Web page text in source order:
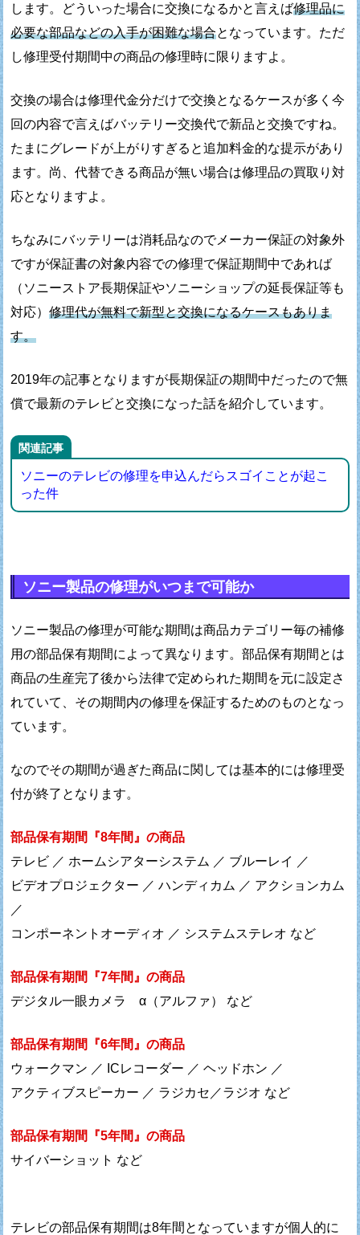
します。
どういった場合に交換になるかと言えば修理品に
必要な部品などの入手が困難な場合となっています。 ただ
し修理受付期間中の商品の修理時に限りますよ。
交換の場合は修理代金分だけで交換となるケースが多く今
回の内容で言えばバッテリー交換代で新品と交換ですね。
たまにグレードが上がりすぎると追加料金的な提示があり
ます。 尚、代替できる商品が無い場合は修理品の買取り対
応となりますよ。
ちなみにバッテリーは消耗品なのでメーカー保証の対象外
ですが保証書の対象内容での修理で保証期間中であれば
（ソニーストア長期保証やソニーショップの延長保証等も
対応）修理代が無料で新型と交換になるケースもありま
す。
2019年の記事となりますが長期保証の期間中だったので無
償で最新のテレビと交換になった話を紹介しています。
関連記事
ソニーのテレビの修理を申込んだらスゴイことが起こ
った件
ソニー製品の修理がいつまで可能か
ソニー製品の修理が可能な期間は商品カテゴリー毎の補修
用の部品保有期間によって異なります。部品保有期間とは
商品の生産完了後から法律で定められた期間を元に設定さ
れていて、 その期間内の修理を保証するためのものとなっ
ています。
なのでその期間が過ぎた商品に関しては基本的には修理受
付が終了となります。
部品保有期間『8年間』の商品
テレビ ／ ホームシアターシステム ／ ブルーレイ ／
ビデオプロジェクター ／ ハンディカム ／ アクションカム
／
コンポーネントオーディオ ／ システムステレオ など
部品保有期間『7年間』の商品
デジタル一眼カメラ α（アルファ） など
部品保有期間『6年間』の商品
ウォークマン ／ ICレコーダー ／ ヘッドホン ／
アクティブスピーカー ／ ラジカセ／ラジオ など
部品保有期間『5年間』の商品
サイバーショット など
テレビの部品保有期間は8年間となっていますが個人的に